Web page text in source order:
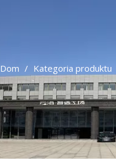
Dom / Kategoria produktu